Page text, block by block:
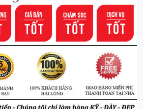
12tr
giá ưu đãi hơn quý khách vui
chọn lọc, dày dặn, gỗ được hấp sấy
hàng nội thất như bàn thờ, giường,